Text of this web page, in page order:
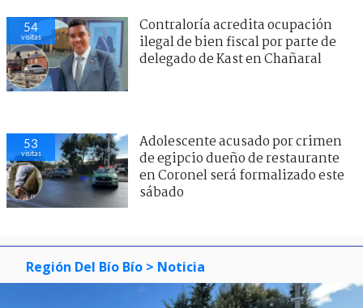
54
visitas
Contraloría acredita ocupación
ilegal de bien fiscal por parte de
delegado de Kast en Chañaral
53
visitas
Adolescente acusado por crimen
de egipcio dueño de restaurante
en Coronel será formalizado este
sábado
3
visitas